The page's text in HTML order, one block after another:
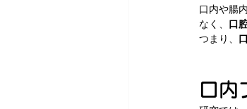
口内や腸
なく、 口
つまり、
口内